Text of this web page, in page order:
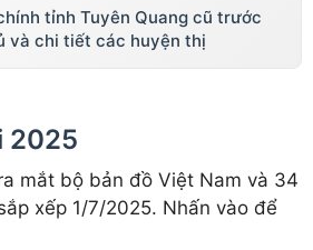
tỉnh Tuyên Quang cũ trước
và chi tiết các huyện thị
2025
mắt bộ bản đồ Việt Nam và 34
xếp 1/7/2025. Nhấn vào để